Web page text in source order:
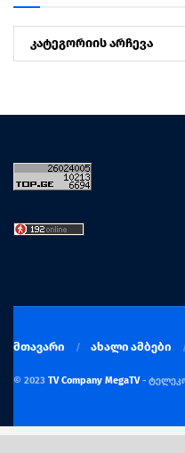
კატეგორიები
მთავარი ახალი ამბები
© 2023 TV Company MegaTV-